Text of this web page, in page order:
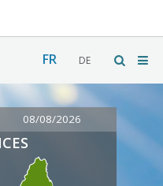
FR DE
08/08/2026